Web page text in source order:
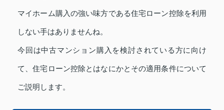
マイホーム購入の強い味方である住宅ローン控除を利用
しない手はありませんね。
今回は中古マンション購入を検討されている方に向け
て、住宅ローン控除とはなにかとその適用条件について
ご説明します。